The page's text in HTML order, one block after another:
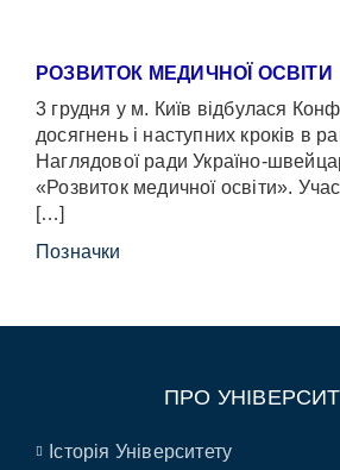
РОЗВИТОК МЕДИЧНОЇ ОСВІТИ
3 грудня у м. Київ відбулася
досягнень і наступних кроків в
Наглядової ради Україно-
«Розвиток медичної освіти».
[…]
Позначки
ПРО
Історія Університету